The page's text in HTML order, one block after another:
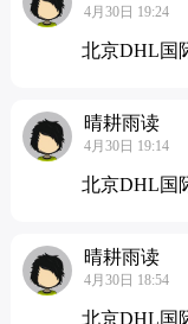
4月30日 19:24
北京DHL国
晴耕雨读
4月30日 19:14
北京DHL国
晴耕雨读
4月30日 18:54
北京DHL国